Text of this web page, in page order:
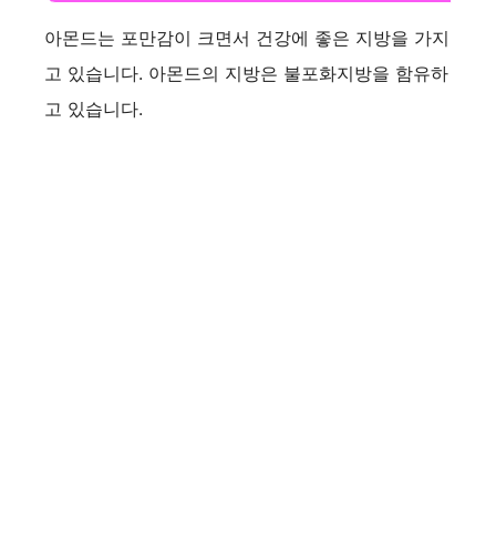
아몬드는 포만감이 크면서 건강에 좋은 지방을 가지
고 있습니다. 아몬드의 지방은 불포화지방을 함유하
고 있습니다.